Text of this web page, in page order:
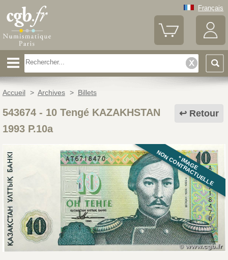
Français
Accueil > Archives > Billets
Retour
543674- 10 Tengé KAZAKHSTAN
1993 P.10a
* IMAGE
NON CONTRACTUELLE